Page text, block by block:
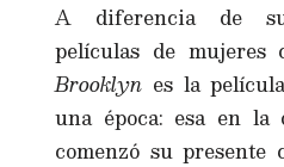
A diferencia de
películas de mujeres
Brooklyn es la
una época: esa en la
comenzó su presente